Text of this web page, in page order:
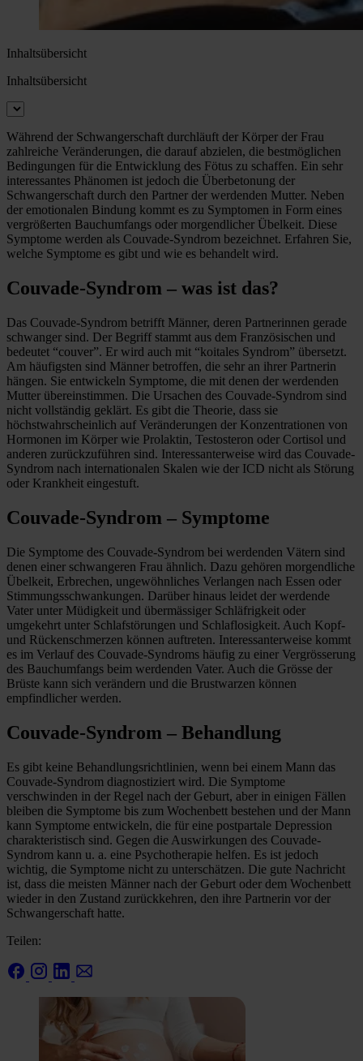
Inhaltsübersicht
Inhaltsübersicht
Während der Schwangerschaft durchläuft der Körper der Frau
zahlreiche Veränderungen, die darauf abzielen, die bestmöglichen
Bedingungen für die Entwicklung des Fötus zu schaffen. Ein sehr
interessantes Phänomen ist jedoch die Überbetonung der
Schwangerschaft durch den Partner der werdenden Mutter. Neben
der emotionalen Bindung kommt es zu Symptomen in Form eines
vergrößerten Bauchumfangs oder morgendlicher Übelkeit. Diese
Symptome werden als Couvade-Syndrom bezeichnet. Erfahren Sie,
welche Symptome es gibt und wie es behandelt wird.
Couvade-Syndrom – was ist das?
Das Couvade-Syndrom betrifft Männer, deren Partnerinnen gerade
schwanger sind. Der Begriff stammt aus dem Französischen und
bedeutet “couver”. Er wird auch mit “koitales Syndrom” übersetzt.
Am häufigsten sind Männer betroffen, die sehr an ihrer Partnerin
hängen. Sie entwickeln Symptome, die mit denen der werdenden
Mutter übereinstimmen. Die Ursachen des Couvade-Syndrom sind
nicht vollständig geklärt. Es gibt die Theorie, dass sie
höchstwahrscheinlich auf Veränderungen der Konzentrationen von
Hormonen im Körper wie Prolaktin, Testosteron oder Cortisol und
anderen zurückzuführen sind. Interessanterweise wird das Couvade-
Syndrom nach internationalen Skalen wie der ICD nicht als Störung
oder Krankheit eingestuft.
Couvade-Syndrom – Symptome
Die Symptome des Couvade-Syndrom bei werdenden Vätern sind
denen einer schwangeren Frau ähnlich. Dazu gehören morgendliche
Übelkeit, Erbrechen, ungewöhnliches Verlangen nach Essen oder
Stimmungsschwankungen. Darüber hinaus leidet der werdende
Vater unter Müdigkeit und übermässiger Schläfrigkeit oder
umgekehrt unter Schlafstörungen und Schlaflosigkeit. Auch Kopf-
und Rückenschmerzen können auftreten. Interessanterweise kommt
es im Verlauf des Couvade-Syndroms häufig zu einer Vergrösserung
des Bauchumfangs beim werdenden Vater. Auch die Grösse der
Brüste kann sich verändern und die Brustwarzen können
empfindlicher werden.
Couvade-Syndrom – Behandlung
Es gibt keine Behandlungsrichtlinien, wenn bei einem Mann das
Couvade-Syndrom diagnostiziert wird. Die Symptome
verschwinden in der Regel nach der Geburt, aber in einigen Fällen
bleiben die Symptome bis zum Wochenbett bestehen und der Mann
kann Symptome entwickeln, die für eine postpartale Depression
charakteristisch sind. Gegen die Auswirkungen des Couvade-
Syndrom kann u. a. eine Psychotherapie helfen. Es ist jedoch
wichtig, die Symptome nicht zu unterschätzen. Die gute Nachricht
ist, dass die meisten Männer nach der Geburt oder dem Wochenbett
wieder in den Zustand zurückkehren, den ihre Partnerin vor der
Schwangerschaft hatte.
Teilen: